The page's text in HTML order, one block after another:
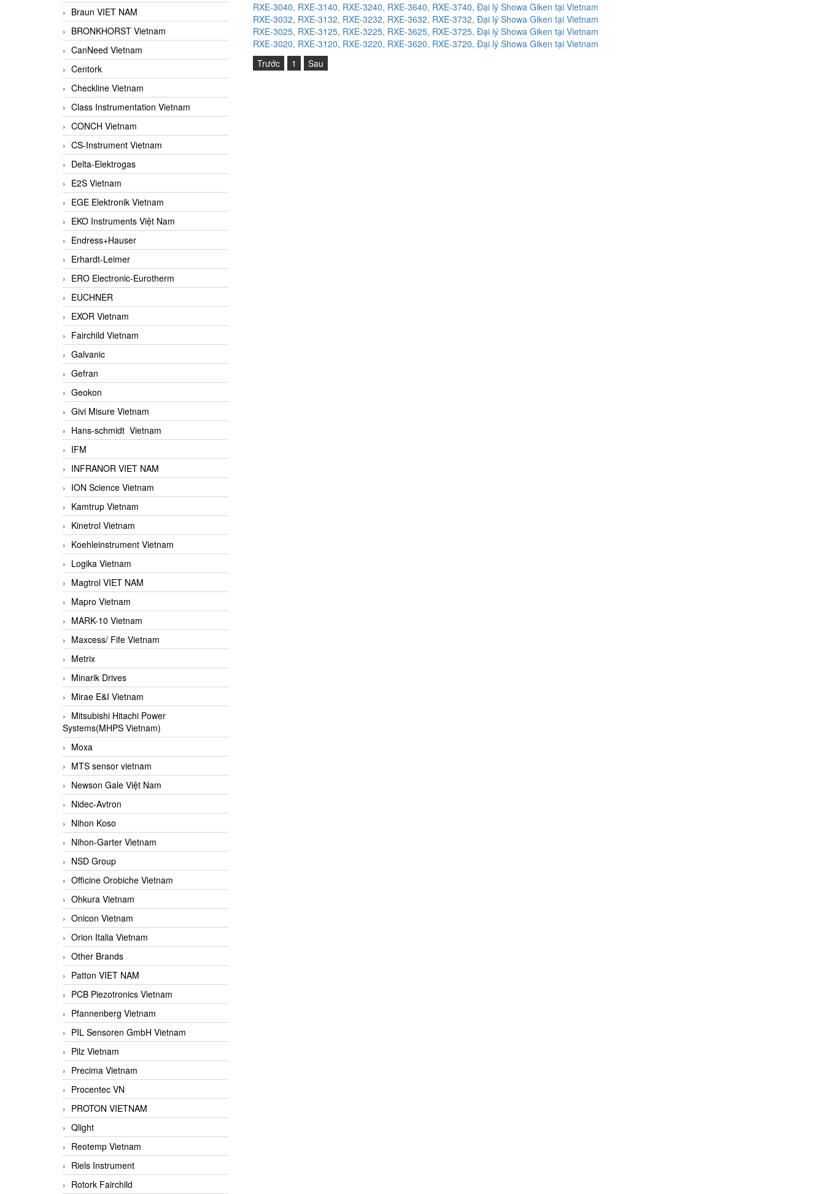
Braun VIET NAM
BRONKHORST Vietnam
CanNeed Vietnam
Centork
Checkline Vietnam
Class Instrumentation Vietnam
CONCH Vietnam
CS-Instrument Vietnam
Delta-Elektrogas
E2S Vietnam
EGE Elektronik Vietnam
EKO Instruments Việt Nam
Endress+Hauser
Erhardt-Leimer
ERO Electronic-Eurotherm
EUCHNER
EXOR Vietnam
Fairchild Vietnam
Galvanic
Gefran
Geokon
Givi Misure Vietnam
Hans-schmidt Vietnam
IFM
INFRANOR VIET NAM
ION Science Vietnam
Kamtrup Vietnam
Kinetrol Vietnam
Koehleinstrument Vietnam
Logika Vietnam
Magtrol VIET NAM
Mapro Vietnam
MARK-10 Vietnam
Maxcess/ Fife Vietnam
Metrix
Minarik Drives
Mirae E&I Vietnam
Mitsubishi Hitachi Power
Systems(MHPS Vietnam)
Moxa
MTS sensor vietnam
Newson Gale Việt Nam
Nidec-Avtron
Nihon Koso
Nihon-Garter Vietnam
NSD Group
Officine Orobiche Vietnam
Ohkura Vietnam
Onicon Vietnam
Orion Italia Vietnam
Other Brands
Patton VIET NAM
PCB Piezotronics Vietnam
Pfannenberg Vietnam
PIL Sensoren GmbH Vietnam
Pilz Vietnam
Precima Vietnam
Procentec VN
PROTON VIETNAM
Qlight
Reotemp Vietnam
Riels Instrument
Rotork Fairchild
RXE-3040, RXE-3140, RXE-3240, RXE-3640, RXE-3740, Đại lý Showa Giken tại Vietnam
RXE-3032, RXE-3132, RXE-3232, RXE-3632, RXE-3732, Đại lý Showa Giken tại Vietnam
RXE-3025, RXE-3125, RXE-3225, RXE-3625, RXE-3725, Đại lý Showa Giken tại Vietnam
RXE-3020, RXE-3120, RXE-3220, RXE-3620, RXE-3720, Đại lý Showa Giken tại Vietnam
Trước
1 Sau